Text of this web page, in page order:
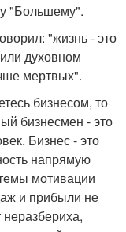
"Большему".
"жизнь - это
духовном
мертвых".
бизнесом, то
бизнесмен - это
Бизнес - это
напрямую
мотивации
и прибыли не